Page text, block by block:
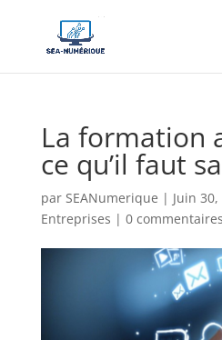
La formation
ce qu’il faut
par SEANumerique | Juin
Entreprises | 0 commentaires